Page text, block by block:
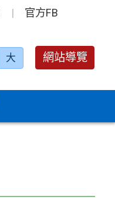
官方FB
大 網站導覽